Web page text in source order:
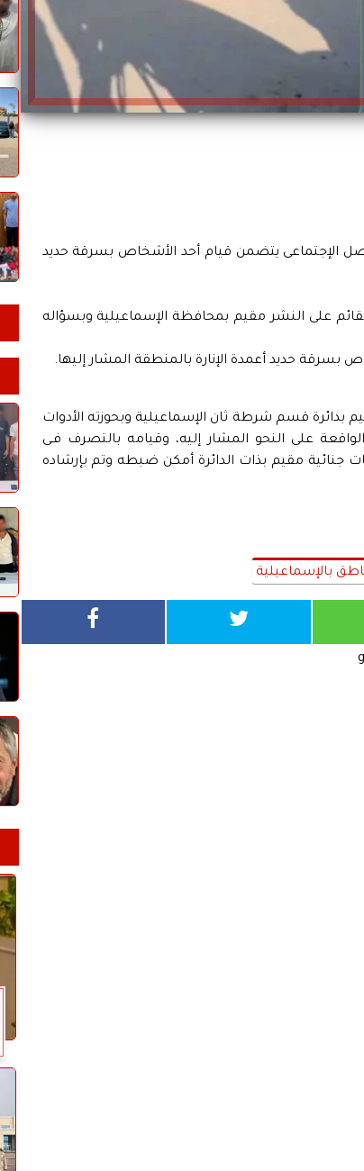
الإجتماعى يتضمن قيام أحد الأشخاص بسرقة حديد
على النشر مقيم بمحافظة الإسماعيلية وبسؤاله
قسم شرطة ثان الإسماعيلية وبحوزته الأدوات
على النحو المشار إليه، وقيامه بالتصرف فـى
جنائية مقيم بذات الدائرة أمكن ضبطه وتم بإرشاده
بالإسماعيلية